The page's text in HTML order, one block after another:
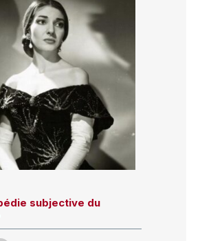
subjective du